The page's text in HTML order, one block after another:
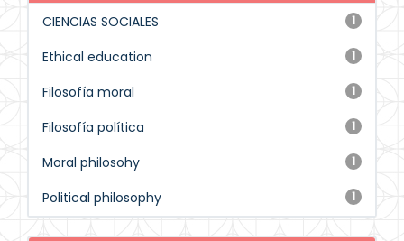
1
CIENCIAS SOCIALES
1
Ethical education
1
Filosofía moral
1
Filosofía política
1
Moral philosohy
1
Political philosophy